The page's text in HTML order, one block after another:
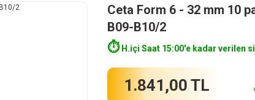
Ceta Form 6 - 32 mm 10
B09-B10/2
⏱️H.içi Saat 15:00'e kadar verilen
1.841,00 TL